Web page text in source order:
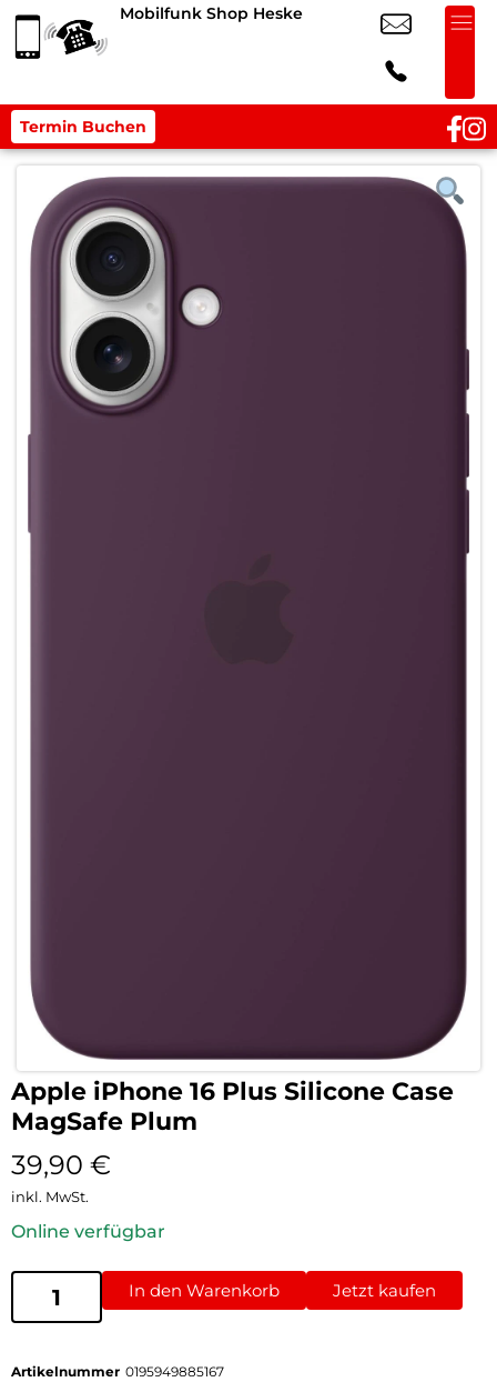
Mobilfunk Shop Heske
Termin Buchen
Apple iPhone 16 Plus Silicone Case
MagSafe Plum
39,90 €
inkl. MwSt.
Online verfügbar
In den Warenkorb Jetzt kaufen
Artikelnummer 0195949885167